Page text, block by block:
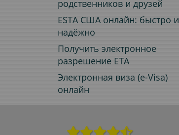
родственников и друзей
ESTA США онлайн: быстро и
надёжно
Получить электронное
разрешение ETA
Электронная виза (e-Visa)
онлайн